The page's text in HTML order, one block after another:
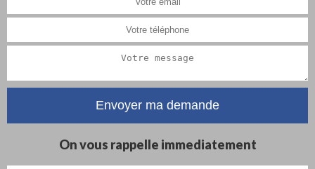
On vous rappelle immediatement